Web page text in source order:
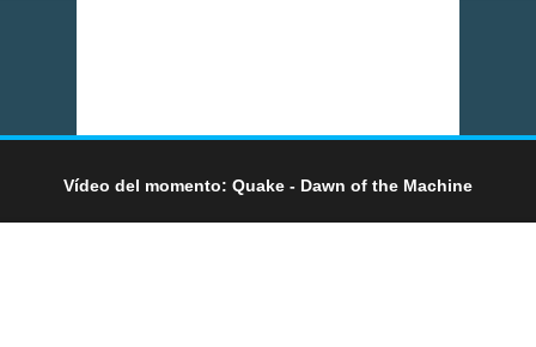
Vídeo del momento: Quake - Dawn of the Machine